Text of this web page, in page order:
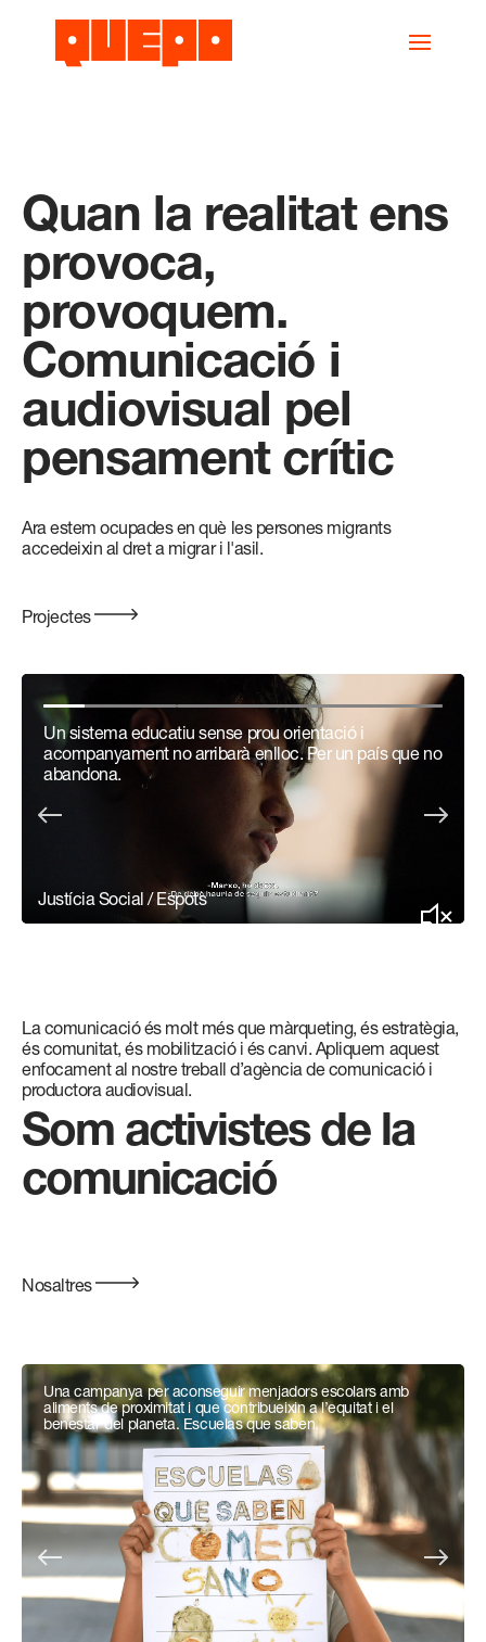
Quan la realitat ens
provoca,
provoquem.
Comunicació i
audiovisual pel
pensament crític
Ara estem ocupades en què les persones migrants
accedeixin al dret a migrar i l'asil.
Projectes
Justícia Social / Espots
Un sistema educatiu sense prou orientació i
acompanyament no arribarà enlloc. Per un país que no
abandona.
La comunicació és molt més que màrqueting, és estratègia,
és comunitat, és mobilització i és canvi. Apliquem aquest
enfocament al nostre treball d’agència de comunicació i
productora audiovisual.
Som activistes de la
comunicació
Nosaltres
Una campanya per aconseguir menjadors escolars amb
aliments de proximitat i que contribueixin a l’equitat i el
benestar del planeta. Escuelas que saben.